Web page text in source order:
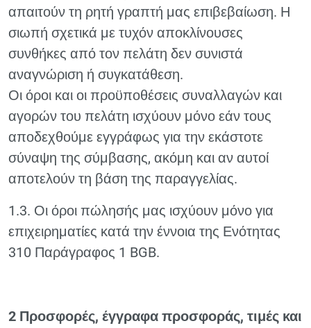
απαιτούν τη ρητή γραπτή μας επιβεβαίωση. Η
σιωπή σχετικά με τυχόν αποκλίνουσες
συνθήκες από τον πελάτη δεν συνιστά
αναγνώριση ή συγκατάθεση.
Οι όροι και οι προϋποθέσεις συναλλαγών και
αγορών του πελάτη ισχύουν μόνο εάν τους
αποδεχθούμε εγγράφως για την εκάστοτε
σύναψη της σύμβασης, ακόμη και αν αυτοί
αποτελούν τη βάση της παραγγελίας.
1.3. Οι όροι πώλησής μας ισχύουν μόνο για
επιχειρηματίες κατά την έννοια της Ενότητας
310 Παράγραφος 1 BGB.
2 Προσφορές, έγγραφα προσφοράς, τιμές και